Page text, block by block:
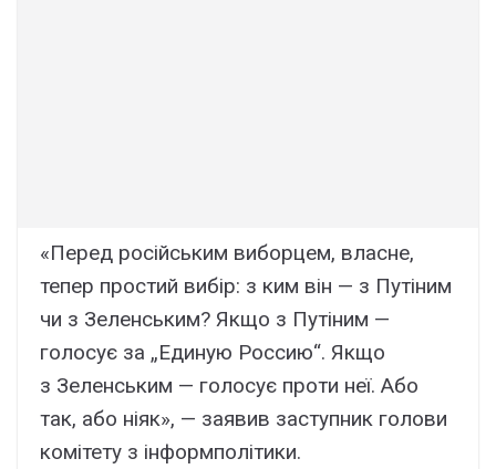
«Перед російським виборцем, власне,
тепер простий вибір: з ким він — з Путіним
чи з Зеленським? Якщо з Путіним —
голосує за „Единую Россию“. Якщо
з Зеленським — голосує проти неї. Або
так, або ніяк», — заявив заступник голови
комітету з інформполітики.